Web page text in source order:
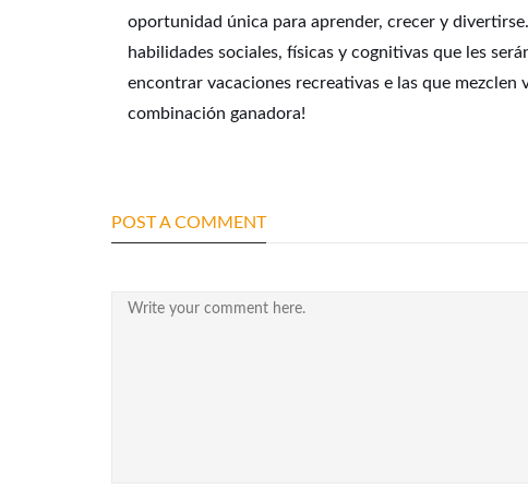
oportunidad única para aprender, crecer y
habilidades sociales, físicas y cognitivas que les
encontrar vacaciones recreativas e las que mezclen
combinación ganadora!
POST A COMMENT